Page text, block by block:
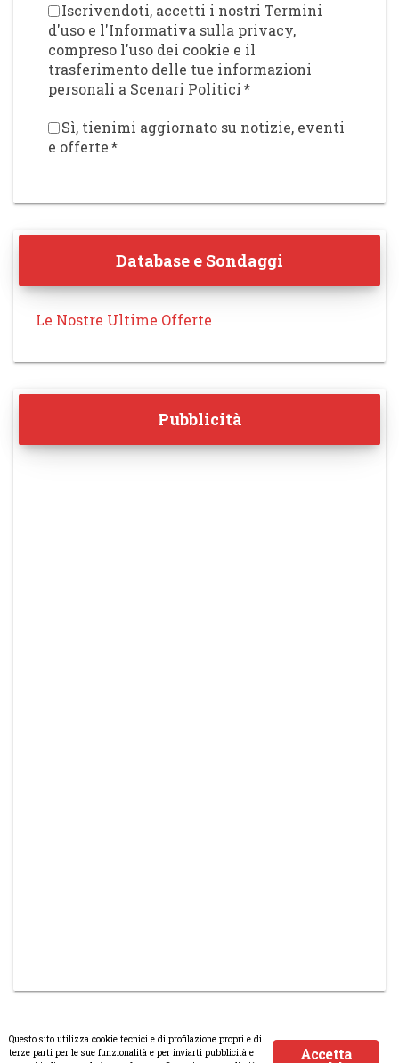
Iscrivendoti, accetti i nostri Termini
d'uso e l'Informativa sulla privacy,
compreso l'uso dei cookie e il
trasferimento delle tue informazioni
personali a Scenari Politici*
Sì, tienimi aggiornato su notizie, eventi
e offerte*
Database e Sondaggi
Le Nostre Ultime Offerte
Pubblicità
Accetta
Questo sito utilizza cookie tecnici e di profilazione propri e di
terze parti per le sue funzionalità e per inviarti pubblicità e